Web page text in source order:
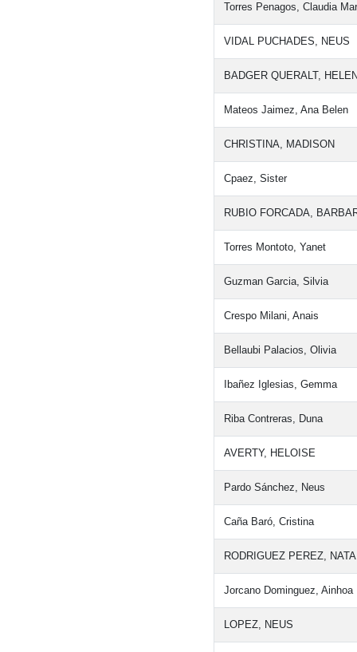
Torres Penagos, Claudia
VIDAL PUCHADES, NEUS
BADGER QUERALT,
Mateos Jaimez, Ana Belen
CHRISTINA, MADISON
Cpaez, Sister
RUBIO FORCADA,
Torres Montoto, Yanet
Guzman Garcia, Silvia
Crespo Milani, Anais
Bellaubi Palacios, Olivia
Ibañez Iglesias, Gemma
Riba Contreras, Duna
AVERTY, HELOISE
Pardo Sánchez, Neus
Caña Baró, Cristina
RODRIGUEZ PEREZ,
Jorcano Dominguez, Ainhoa
LOPEZ, NEUS